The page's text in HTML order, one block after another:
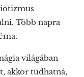
Több napra
világában
akkor tudhatná,